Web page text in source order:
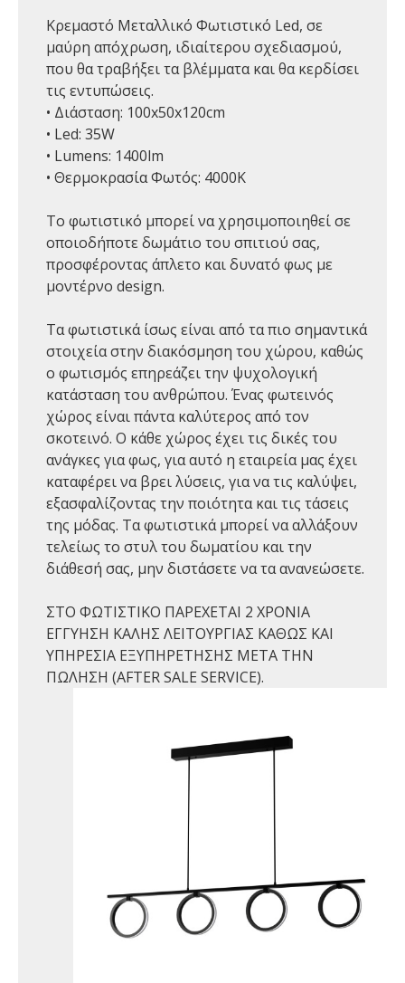
Κρεμαστό Μεταλλικό Φωτιστικό Led, σε
μαύρη απόχρωση, ιδιαίτερου σχεδιασμού,
που θα τραβήξει τα βλέμματα και θα κερδίσει
τις εντυπώσεις.
• Διάσταση: 100x50x120cm
• Led: 35W
• Lumens: 1400lm
• Θερμοκρασία Φωτός: 4000Κ
Το φωτιστικό μπορεί να χρησιμοποιηθεί σε
οποιοδήποτε δωμάτιο του σπιτιού σας,
προσφέροντας άπλετο και δυνατό φως με
μοντέρνο design.
Τα φωτιστικά ίσως είναι από τα πιο σημαντικά
στοιχεία στην διακόσμηση του χώρου, καθώς
ο φωτισμός επηρεάζει την ψυχολογική
κατάσταση του ανθρώπου. Ένας φωτεινός
χώρος είναι πάντα καλύτερος από τον
σκοτεινό. Ο κάθε χώρος έχει τις δικές του
ανάγκες για φως, για αυτό η εταιρεία μας έχει
καταφέρει να βρει λύσεις, για να τις καλύψει,
εξασφαλίζοντας την ποιότητα και τις τάσεις
της μόδας. Τα φωτιστικά μπορεί να αλλάξουν
τελείως το στυλ του δωματίου και την
διάθεσή σας, μην διστάσετε να τα ανανεώσετε.
ΣΤΟ ΦΩΤΙΣΤΙΚΟ ΠΑΡΕΧΕΤΑΙ 2 ΧΡΟΝΙΑ
ΕΓΓΥΗΣΗ ΚΑΛΗΣ ΛΕΙΤΟΥΡΓΙΑΣ ΚΑΘΩΣ ΚΑΙ
ΥΠΗΡΕΣΙΑ ΕΞΥΠΗΡΕΤΗΣΗΣ ΜΕΤΑ ΤΗΝ
ΠΩΛΗΣΗ (AFTER SALE SERVICE).